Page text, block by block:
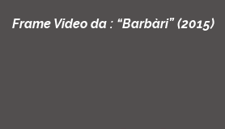
Frame Video da : “Barbàri” (2015)